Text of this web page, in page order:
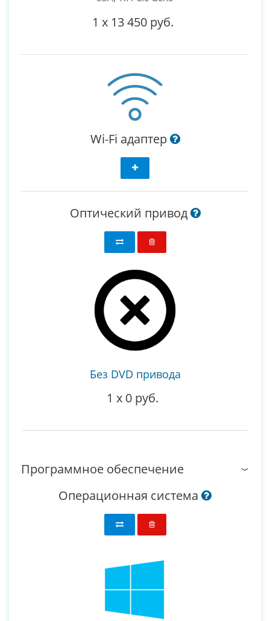
1 x 13 450 руб.
Wi-Fi адаптер
Оптический привод
Без DVD привода
1 x 0 руб.
Программное обеспечение
Операционная система